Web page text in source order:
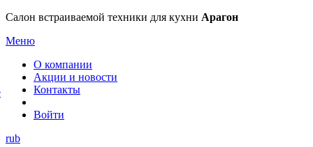
Салон встраиваемой техники для кухни Арагон
Меню
О компании
Акции и новости
Контакты
Войти
rub